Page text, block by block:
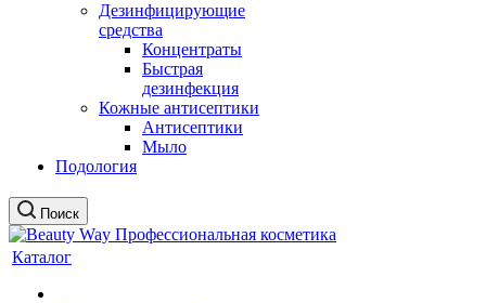
Дезинфицирующие
средства
Концентраты
Быстрая
дезинфекция
Кожные антисептики
Антисептики
Мыло
Подология
Поиск
Каталог